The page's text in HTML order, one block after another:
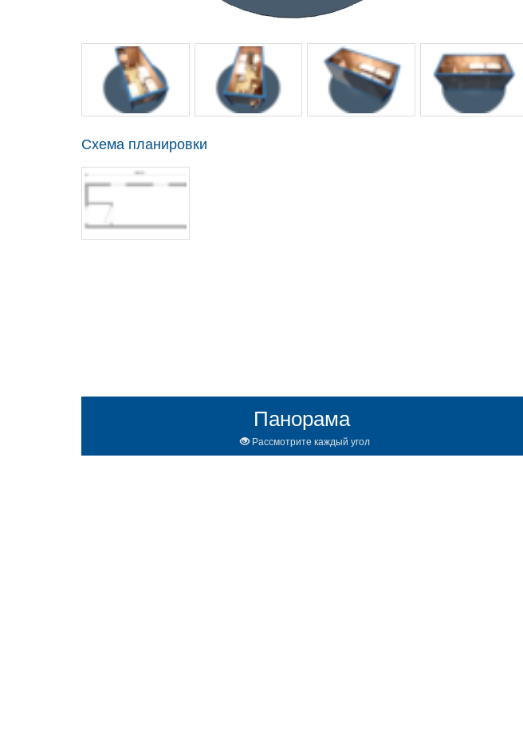
Схема планировки
Панорама
Рассмотрите каждый угол